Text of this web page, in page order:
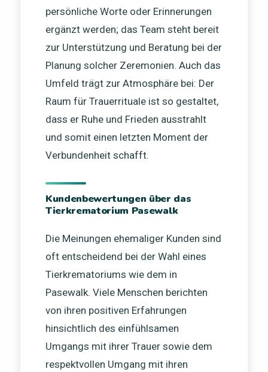
persönliche Worte oder Erinnerungen
ergänzt werden; das Team steht bereit
zur Unterstützung und Beratung bei der
Planung solcher Zeremonien. Auch das
Umfeld trägt zur Atmosphäre bei: Der
Raum für Trauerrituale ist so gestaltet,
dass er Ruhe und Frieden ausstrahlt
und somit einen letzten Moment der
Verbundenheit schafft.
Kundenbewertungen über das
Tierkrematorium Pasewalk
Die Meinungen ehemaliger Kunden sind
oft entscheidend bei der Wahl eines
Tierkrematoriums wie dem in
Pasewalk. Viele Menschen berichten
von ihren positiven Erfahrungen
hinsichtlich des einfühlsamen
Umgangs mit ihrer Trauer sowie dem
respektvollen Umgang mit ihren